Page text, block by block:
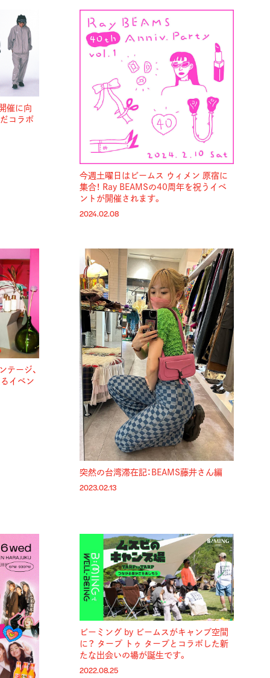
催に向
コラボ
今週土曜日はビームス ウィメン 原宿に
集合！ Ray BEAMSの40周年を祝うイベ
ントが開催されます。
2024.02.08
テージ、
イベン
突然の台湾滞在記：BEAMS藤井さん編
2023.02.13
ビーミング by ビームスがキャンプ空間
に？ タープ トゥ タープとコラボした新
たな出会いの場が誕生です。
2022.08.25